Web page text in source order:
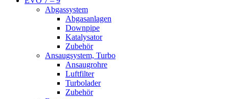
Abgassystem
Abgasanlagen
Downpipe
Katalysator
Zubehör
Ansaugsystem, Turbo
Ansaugrohre
Luftfilter
Turbolader
Zubehör